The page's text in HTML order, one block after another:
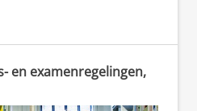
en examenregelingen,